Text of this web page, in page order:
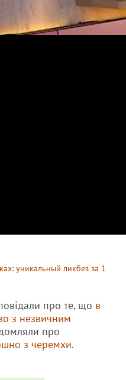
уникальный ликбез за 1
про те, що в
з незвичним
про
з черемхи.